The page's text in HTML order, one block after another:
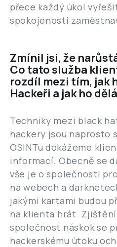
přece každý úkol
spokojenosti
Zmínil jsi, že
Co tato služba
rozdíl mezi tím, jak
Hackeři a jak ho
Techniky mezi black
hackery jsou naprosto
OSINTu dokážeme
informací. Obecně se
vše je o společnosti
na webech a
jakými kartami budou
na klienta hrát.
společnost náskok se
hackerskému útoku